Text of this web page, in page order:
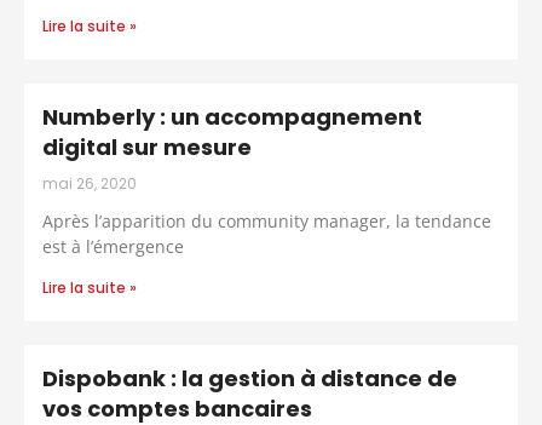
Lire la suite »
Numberly : un accompagnement
digital sur mesure
mai 26, 2020
Après l’apparition du community manager, la tendance
est à l’émergence
Lire la suite »
Dispobank : la gestion à distance de
vos comptes bancaires